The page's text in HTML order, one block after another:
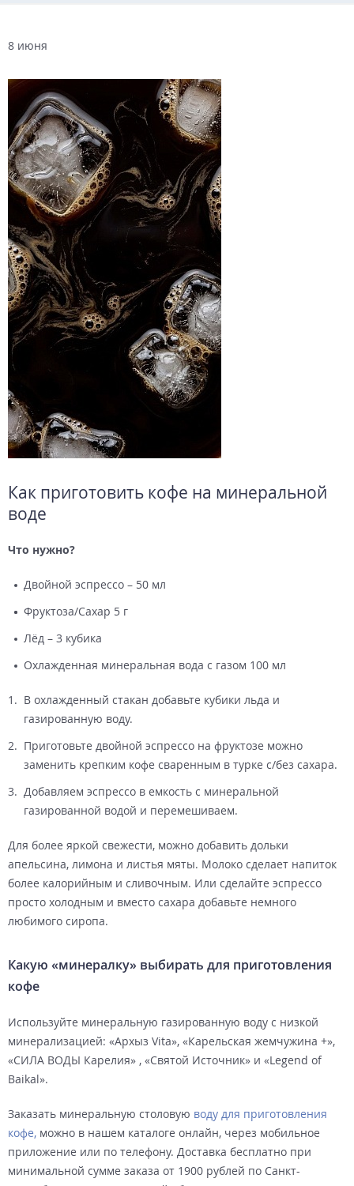
8 июня
Как приготовить кофе на минеральной
воде
Что нужно?
Двойной эспрессо – 50 мл
Фруктоза/Сахар 5 г
Лёд – 3 кубика
Охлажденная минеральная вода с газом 100 мл
В охлажденный стакан добавьте кубики льда и
газированную воду.
Приготовьте двойной эспрессо на фруктозе можно
заменить крепким кофе сваренным в турке с/без сахара.
Добавляем эспрессо в емкость с минеральной
газированной водой и перемешиваем.
Для более яркой свежести, можно добавить дольки
апельсина, лимона и листья мяты. Молоко сделает напиток
более калорийным и сливочным. Или сделайте эспрессо
просто холодным и вместо сахара добавьте немного
любимого сиропа.
Какую «минералку» выбирать для приготовления
кофе
Используйте минеральную газированную воду с низкой
минерализацией: «Архыз Vita», «Карельская жемчужина +»,
«СИЛА ВОДЫ Карелия» , «Святой Источник» и «Legend of
Baikal».
Заказать минеральную столовую воду для приготовления
кофе, можно в нашем каталоге онлайн, через мобильное
приложение или по телефону. Доставка бесплатно при
минимальной сумме заказа от 1900 рублей по Санкт-